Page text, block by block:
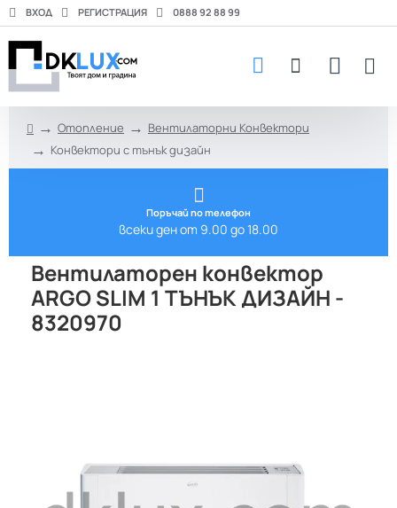
ВХОД РЕГИСТРАЦИЯ 0888 92 88 99
Отопление
Вентилаторни Конвектори
Конвектори с тънък дизайн
Поръчай по телефон
всеки ден от 9.00 до 18.00
Вентилаторен конвектор
ARGO SLIM 1 ТЪНЪК ДИЗАЙН -
8320970